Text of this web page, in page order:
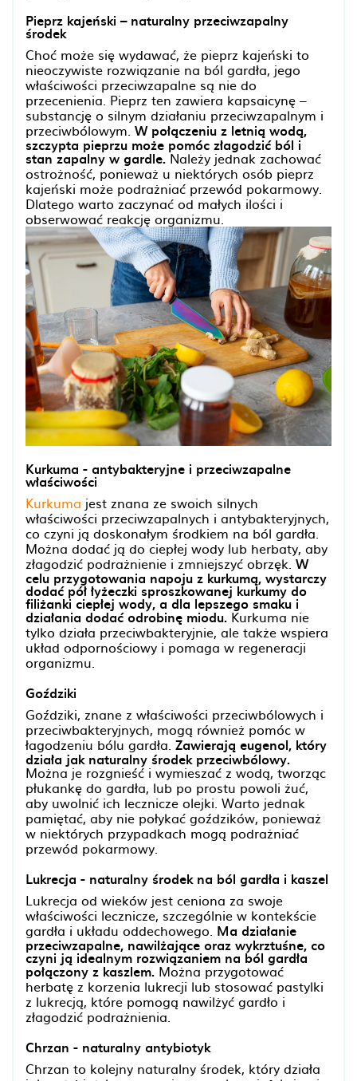
Pieprz kajeński – naturalny przeciwzapalny
środek
Choć może się wydawać, że pieprz kajeński to
nieoczywiste rozwiązanie na ból gardła, jego
właściwości przeciwzapalne są nie do
przecenienia. Pieprz ten zawiera kapsaicynę –
substancję o silnym działaniu przeciwzapalnym i
przeciwbólowym. W połączeniu z letnią wodą,
szczypta pieprzu może pomóc złagodzić ból i
stan zapalny w gardle.Należy jednak zachować
ostrożność, ponieważ u niektórych osób pieprz
kajeński może podrażniać przewód pokarmowy.
Dlatego warto zaczynać od małych ilości i
obserwować reakcję organizmu.
Kurkuma - antybakteryjne i przeciwzapalne
właściwości
Kurkuma jest znana ze swoich silnych
właściwości przeciwzapalnych i antybakteryjnych,
co czyni ją doskonałym środkiem na ból gardła.
Można dodać ją do ciepłej wody lub herbaty, aby
złagodzić podrażnienie i zmniejszyć obrzęk. W
celu przygotowania napoju z kurkumą, wystarczy
dodać pół łyżeczki sproszkowanej kurkumy do
filiżanki ciepłej wody, a dla lepszego smaku i
działania dodać odrobinę miodu. Kurkuma nie
tylko działa przeciwbakteryjnie, ale także wspiera
układ odpornościowy i pomaga w regeneracji
organizmu.
Goździki
Goździki, znane z właściwości przeciwbólowych i
przeciwbakteryjnych, mogą również pomóc w
łagodzeniu bólu gardła. Zawierają eugenol, który
działa jak naturalny środek przeciwbólowy.
Można je rozgnieść i wymieszać z wodą, tworząc
płukankę do gardła, lub po prostu powoli żuć,
aby uwolnić ich lecznicze olejki. Warto jednak
pamiętać, aby nie połykać goździków, ponieważ
w niektórych przypadkach mogą podrażniać
przewód pokarmowy.
Lukrecja - naturalny środek na ból gardła i kaszel
Lukrecja od wieków jest ceniona za swoje
właściwości lecznicze, szczególnie w kontekście
gardła i układu oddechowego. Ma działanie
przeciwzapalne, nawilżające oraz wykrztuśne, co
czyni ją idealnym rozwiązaniem na ból gardła
połączony z kaszlem. Można przygotować
herbatę z korzenia lukrecji lub stosować pastylki
z lukrecją, które pomogą nawilżyć gardło i
złagodzić podrażnienia.
Chrzan - naturalny antybiotyk
Chrzan to kolejny naturalny środek, który działa